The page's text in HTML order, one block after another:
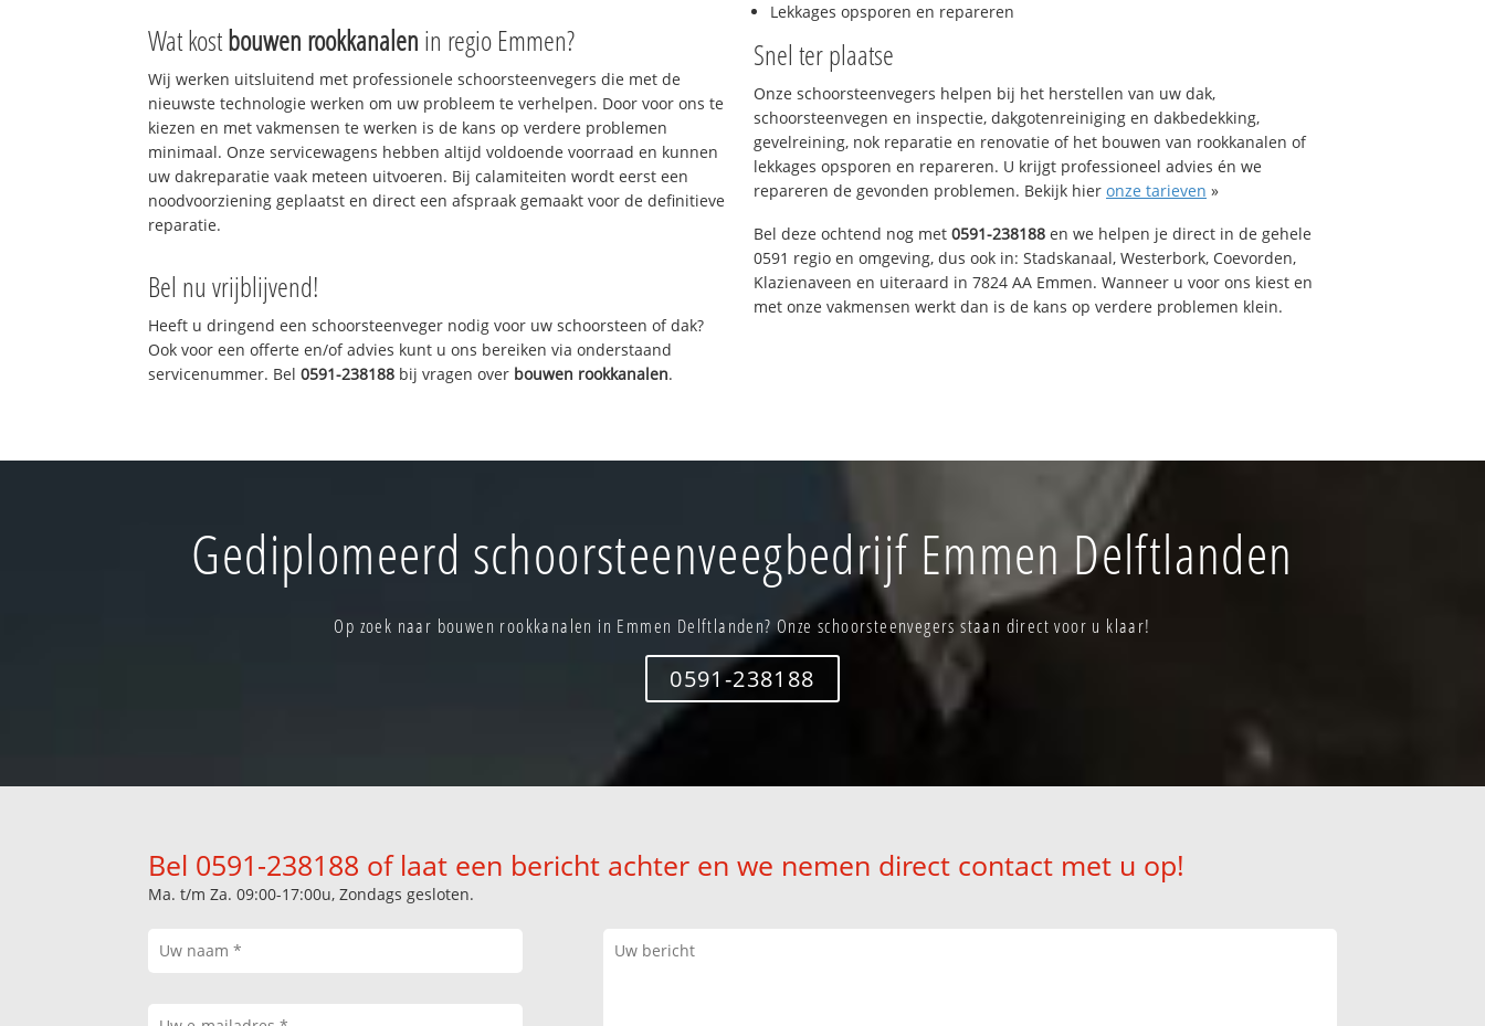
Wat kostbouwen rookkanalen in regio Emmen?
Wij werken uitsluitend met professionele schoorsteenvegers die met de
nieuwste technologie werken om uw probleem te verhelpen. Door voor ons te
kiezen en met vakmensen te werken is de kans op verdere problemen
minimaal. Onze servicewagens hebben altijd voldoende voorraad en kunnen
uw dakreparatie vaak meteen uitvoeren. Bij calamiteiten wordt eerst een
noodvoorziening geplaatst en direct een afspraak gemaakt voor de definitieve
reparatie.
Bel nu vrijblijvend!
Heeft u dringend een schoorsteenveger nodig voor uw schoorsteen of dak?
Ook voor een offerte en/of advies kunt u ons bereiken via onderstaand
servicenummer. Bel0591-238188 bij vragen over bouwen rookkanalen.
Lekkages opsporen en repareren
Snel ter plaatse
Onze schoorsteenvegers helpen bij het herstellen van uw dak,
schoorsteenvegen en inspectie, dakgotenreiniging en dakbedekking,
gevelreining, nok reparatie en renovatie of het bouwen van rookkanalen of
lekkages opsporen en repareren. U krijgt professioneel advies én we
repareren de gevonden problemen. Bekijk hier onze tarieven »
Bel deze ochtend nog met 0591-238188 en we helpen je direct in de gehele
0591 regio en omgeving, dus ook in: Stadskanaal, Westerbork, Coevorden,
Klazienaveen en uiteraard in 7824 AA Emmen. Wanneer u voor ons kiest en
met onze vakmensen werkt dan is de kans op verdere problemen klein.
Gediplomeerd schoorsteenveegbedrijf Emmen Delftlanden
Op zoek naar bouwen rookkanalen in Emmen Delftlanden? Onze schoorsteenvegers staan direct voor u klaar!
0591-238188
Bel 0591-238188 of laat een bericht achter en we nemen direct contact met u op!
Ma. t/m Za. 09:00-17:00u, Zondags gesloten.